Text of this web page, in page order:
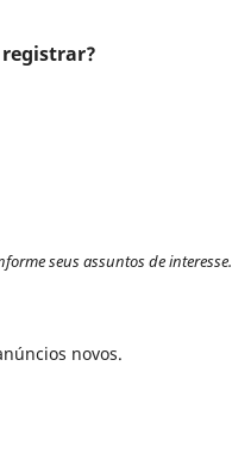
seus assuntos de interesse.
novos.